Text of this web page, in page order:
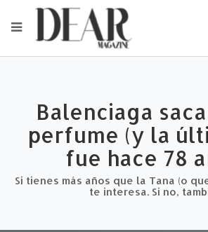
Balenciaga
perfume (y la
fue hace 78
Si tienes más años que la Tana (o
te interesa. Si no,